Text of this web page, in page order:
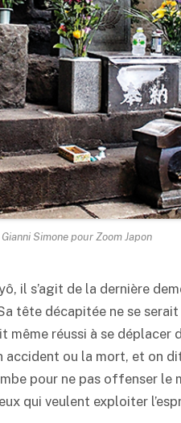
Gianni Simone pour Zoom Japon
il s’agit de la dernière
tête décapitée ne se
réussi à se déplacer
ou la mort, et on
pour ne pas offenser
qui veulent exploiter